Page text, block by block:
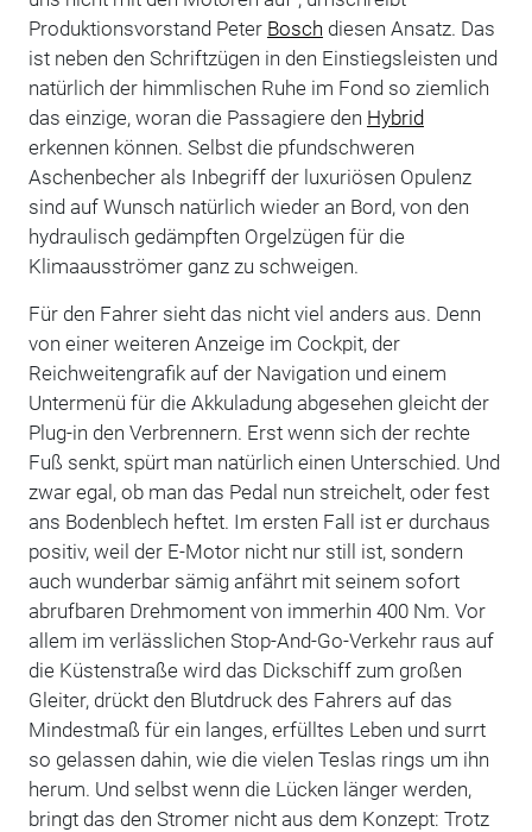
Produktionsvorstand Peter Bosch diesen Ansatz. Das
ist neben den Schriftzügen in den Einstiegsleisten und
natürlich der himmlischen Ruhe im Fond so ziemlich
das einzige, woran die Passagiere den Hybrid
erkennen können. Selbst die pfundschweren
Aschenbecher als Inbegriff der luxuriösen Opulenz
sind auf Wunsch natürlich wieder an Bord, von den
hydraulisch gedämpften Orgelzügen für die
Klimaausströmer ganz zu schweigen.
Für den Fahrer sieht das nicht viel anders aus. Denn
von einer weiteren Anzeige im Cockpit, der
Reichweitengrafik auf der Navigation und einem
Untermenü für die Akkuladung abgesehen gleicht der
Plug-in den Verbrennern. Erst wenn sich der rechte
Fuß senkt, spürt man natürlich einen Unterschied. Und
zwar egal, ob man das Pedal nun streichelt, oder fest
ans Bodenblech heftet. Im ersten Fall ist er durchaus
positiv, weil der E-Motor nicht nur still ist, sondern
auch wunderbar sämig anfährt mit seinem sofort
abrufbaren Drehmoment von immerhin 400 Nm. Vor
allem im verlässlichen Stop-And-Go-Verkehr raus auf
die Küstenstraße wird das Dickschiff zum großen
Gleiter, drückt den Blutdruck des Fahrers auf das
Mindestmaß für ein langes, erfülltes Leben und surrt
so gelassen dahin, wie die vielen Teslas rings um ihn
herum. Und selbst wenn die Lücken länger werden,
bringt das den Stromer nicht aus dem Konzept: Trotz